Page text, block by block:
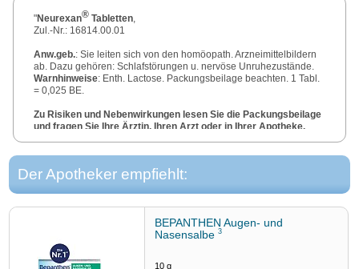
"Neurexan®Tabletten,
Zul.-Nr.: 16814.00.01
Anw.geb.: Sie leiten sich von den homöopath. Arzneimittelbildern
ab. Dazu gehören: Schlafstörungen u. nervöse Unruhezustände.
Warnhinweise: Enth. Lactose. Packungsbeilage beachten. 1 Tabl.
= 0,025 BE.
Zu Risiken und Nebenwirkungen lesen Sie die Packungsbeilage
und fragen Sie Ihre Ärztin, Ihren Arzt oder in Ihrer Apotheke.
Der Apotheker empfiehlt:
BEPANTHEN Augen- und
Nasensalbe3
10g